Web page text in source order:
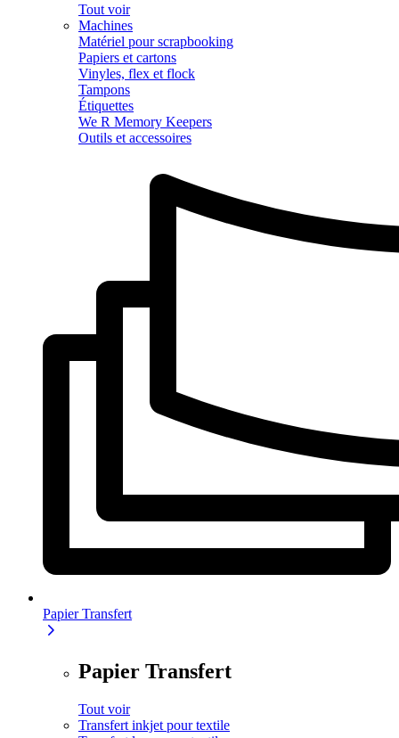
Tout voir
Machines
Matériel pour scrapbooking
Papiers et cartons
Vinyles, flex et flock
Tampons
Étiquettes
We R Memory Keepers
Outils et accessoires
Papier Transfert
Papier Transfert
Tout voir
Transfert inkjet pour textile